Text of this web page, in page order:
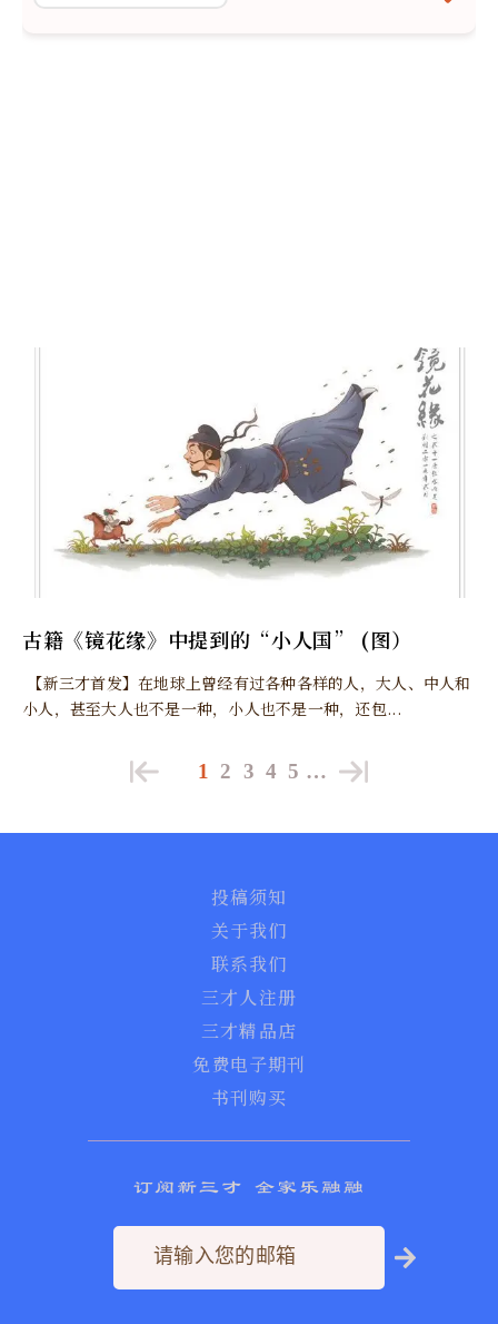
古籍《镜花缘》中提到的“小人国” (图）
【新三才首发】在地球上曾经有过各种各样的人，大人、中人和
小人，甚至大人也不是一种，小人也不是一种，还包...
1 2 3 4 5 …
投稿须知
关于我们
联系我们
三才人注册
三才精品店
免费电子期刊
书刊购买
订阅新三才 全家乐融融